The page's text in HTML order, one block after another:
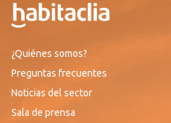
¿Quiénes somos?
Preguntas frecuentes
Noticias del sector
Sala de prensa